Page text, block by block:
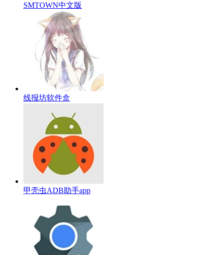
SMTOWN中文版
线报坊软件盒
甲壳虫ADB助手app